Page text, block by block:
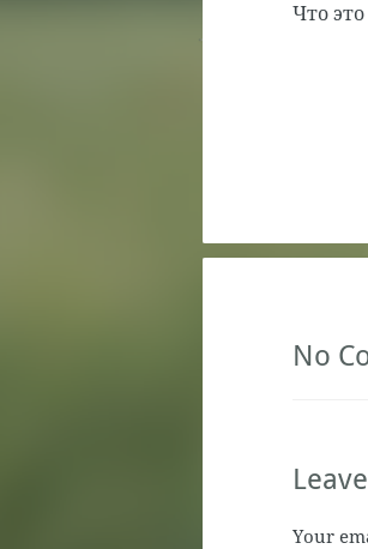
Что
No
Your